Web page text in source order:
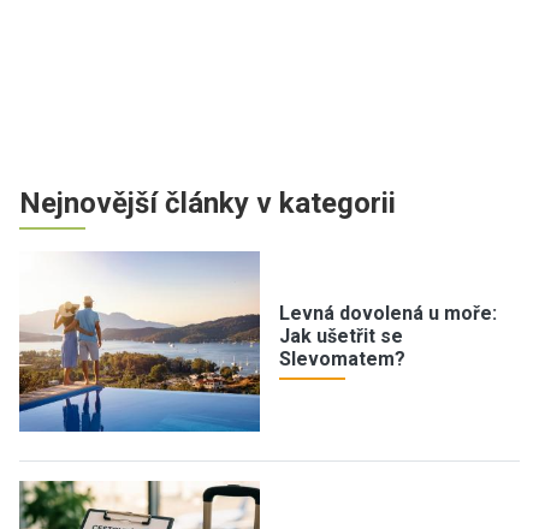
Nejnovější články v kategorii
Levná dovolená u moře:
Jak ušetřit se
Slevomatem?